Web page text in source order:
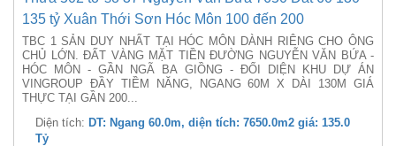
135 tỷ Xuân Thới Sơn Hóc Môn 100 đến 200
TBC 1 SẢN DUY NHẤT TẠI HÓC MÔN DÀNH RIÊNG CHO ÔNG
CHỦ LỚN. ĐẤT VÀNG MẶT TIỀN ĐƯỜNG NGUYỄN VĂN BỨA -
HÓC MÔN - GẦN NGÃ BA GIỒNG - ĐỐI DIỆN KHU DỰ ÁN
VINGROUP ĐẦY TIỀM NĂNG, NGANG 60M X DÀI 130M GIÁ
THỰC TẠI GẦN 200...
Diện tích: DT: Ngang 60.0m, diện tích: 7650.0m2 giá: 135.0
Tỷ